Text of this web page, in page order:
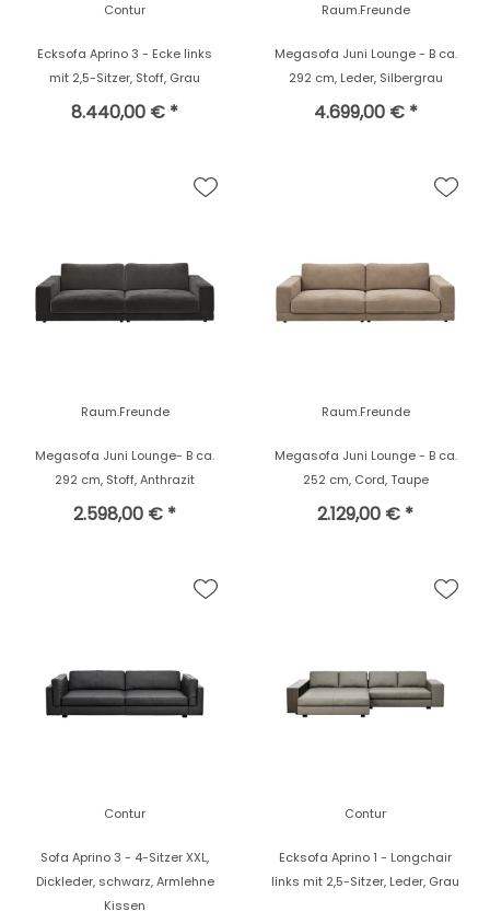
Contur
Ecksofa Aprino 3 - Ecke links
mit 2,5-Sitzer, Stoff, Grau
8.440,00 € *
Raum.Freunde
Megasofa Juni Lounge - B ca.
292 cm, Leder, Silbergrau
4.699,00 € *
Raum.Freunde
Megasofa Juni Lounge- B ca.
292 cm, Stoff, Anthrazit
2.598,00 € *
Raum.Freunde
Megasofa Juni Lounge - B ca.
252 cm, Cord, Taupe
2.129,00 € *
Contur
Sofa Aprino 3 - 4-Sitzer XXL,
Dickleder, schwarz, Armlehne
Kissen
Contur
Ecksofa Aprino 1 - Longchair
links mit 2,5-Sitzer, Leder, Grau